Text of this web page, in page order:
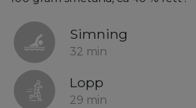
Simning
32 min
Lopp
29 min